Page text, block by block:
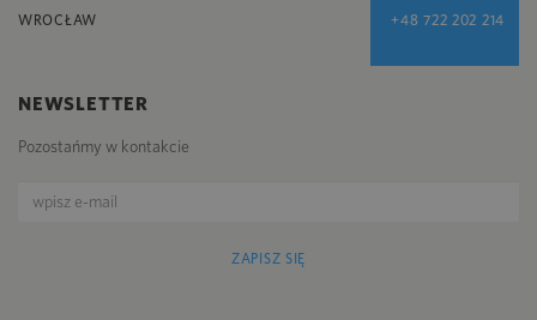
WROCŁAW +48 722 202 214
NEWSLETTER
Pozostańmy w kontakcie
ZAPISZ SIĘ